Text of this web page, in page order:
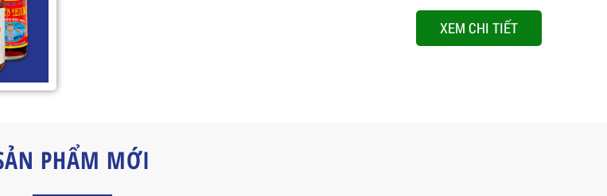
XEM CHI TIẾT
PHẨM MỚI